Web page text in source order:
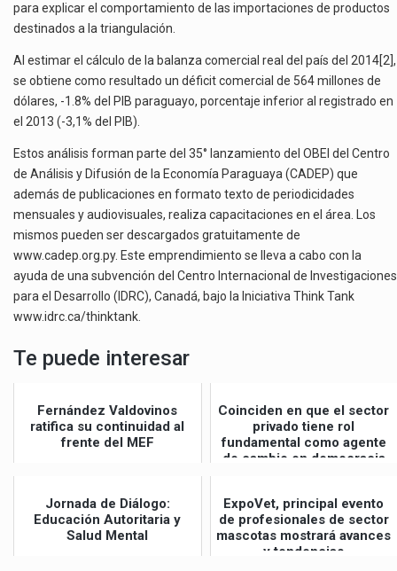
para explicar el comportamiento de las importaciones de productos
destinados a la triangulación.
Al estimar el cálculo de la balanza comercial real del país del 2014[2],
se obtiene como resultado un déficit comercial de 564 millones de
dólares, -1.8% del PIB paraguayo, porcentaje inferior al registrado en
el 2013 (-3,1% del PIB).
Estos análisis forman parte del 35° lanzamiento del OBEI del Centro
de Análisis y Difusión de la Economía Paraguaya (CADEP) que
además de publicaciones en formato texto de periodicidades
mensuales y audiovisuales, realiza capacitaciones en el área. Los
mismos pueden ser descargados gratuitamente de
www.cadep.org.py. Este emprendimiento se lleva a cabo con la
ayuda de una subvención del Centro Internacional de Investigaciones
para el Desarrollo (IDRC), Canadá, bajo la Iniciativa Think Tank
www.idrc.ca/thinktank.
Te puede interesar
Fernández Valdovinos
ratifica su continuidad al
frente del MEF
Coinciden en que el sector
privado tiene rol
fundamental como agente
de cambio en democracia
Jornada de Diálogo:
Educación Autoritaria y
Salud Mental
ExpoVet, principal evento
de profesionales de sector
mascotas mostrará avances
y tendencias